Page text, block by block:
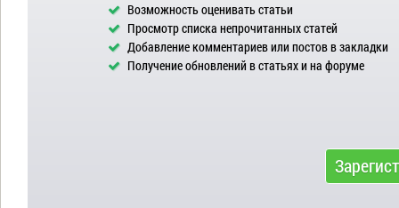
Возможность оценивать статьи
Просмотр списка непрочитанных статей
Добавление комментариев или постов в закладки
Получение обновлений в статьях и на форуме